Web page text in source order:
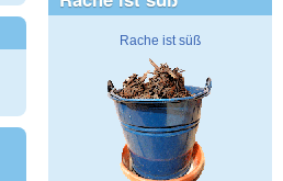
Rache ist süß